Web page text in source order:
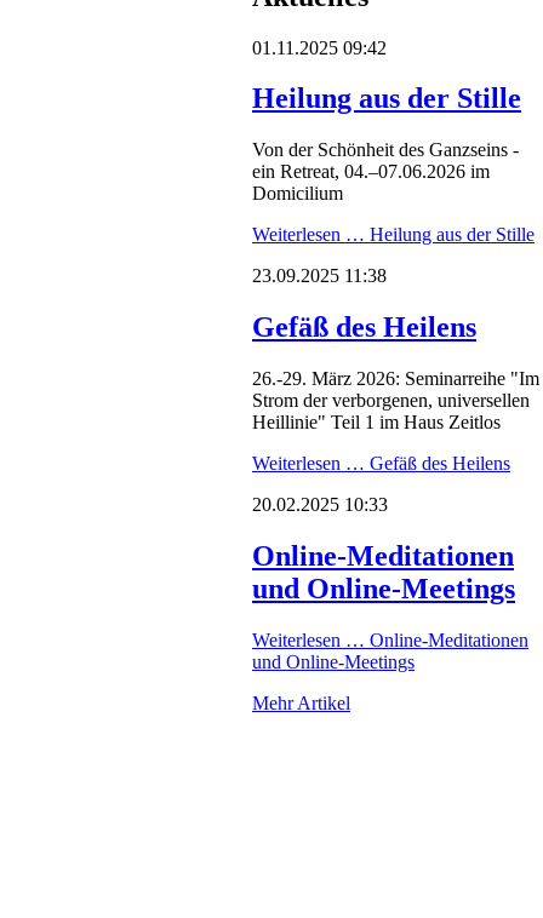
01.11.2025 09:42
Heilung aus der Stille
Von der Schönheit des Ganzseins -
ein Retreat, 04.–07.06.2026 im
Domicilium
Weiterlesen … Heilung aus der Stille
23.09.2025 11:38
Gefäß des Heilens
26.-29. März 2026: Seminarreihe "Im
Strom der verborgenen, universellen
Heillinie" Teil 1 im Haus Zeitlos
Weiterlesen … Gefäß des Heilens
20.02.2025 10:33
Online-Meditationen
und Online-Meetings
Weiterlesen … Online-Meditationen
und Online-Meetings
Mehr Artikel